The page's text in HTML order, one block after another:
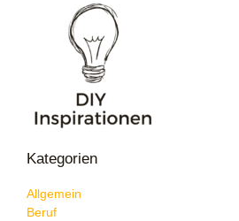
Kategorien
Allgemein
Beruf